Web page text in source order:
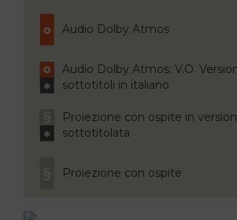
Audio Dolby Atmos
Audio Dolby Atmos; V.O.
sottotitoli in italiano
Proiezione con ospite in
sottotitolata
Proiezione con ospite